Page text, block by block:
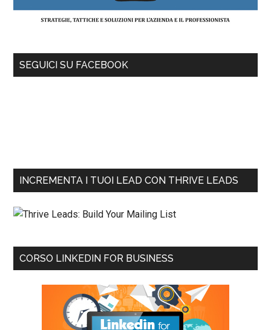
SEGUICI SU FACEBOOK
INCREMENTA I TUOI LEAD CON THRIVE LEADS
CORSO LINKEDIN FOR BUSINESS